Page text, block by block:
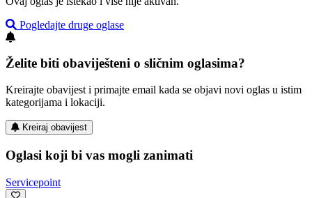
Pogledajte druge oglase
Želite biti obaviješteni o sličnim oglasima?
Kreirajte obavijest i primajte email kada se objavi novi oglas u istim
kategorijama i lokaciji.
Kreiraj obavijest
Oglasi koji bi vas mogli zanimati
Servicepoint